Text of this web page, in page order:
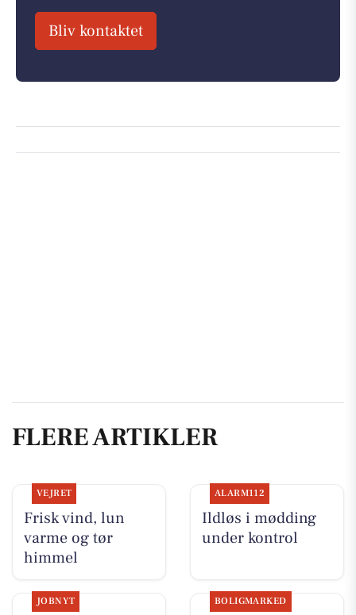
Bliv kontaktet
FLERE ARTIKLER
VEJRET
Frisk vind, lun
varme og tør
himmel
ALARM112
Ildløs i mødding
under kontrol
JOBNYT BOLIGMARKED